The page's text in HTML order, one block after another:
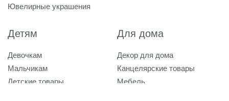
Ювелирные украшения
Детям
Девочкам
Мальчикам
Детские товары
Для дома
Декор для дома
Канцелярские товары
Мебель